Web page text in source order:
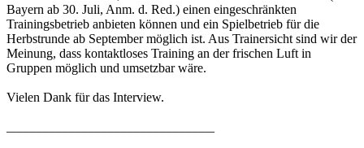
Bayern ab 30. Juli, Anm. d. Red.) einen eingeschränkten
Trainingsbetrieb anbieten können und ein Spielbetrieb für die
Herbstrunde ab September möglich ist. Aus Trainersicht sind wir der
Meinung, dass kontaktloses Training an der frischen Luft in
Gruppen möglich und umsetzbar wäre.
Vielen Dank für das Interview.